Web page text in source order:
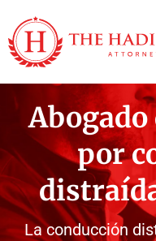
Abogado
por
La conducción